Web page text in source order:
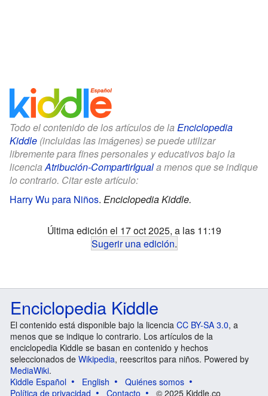
Todo el contenido de los artículos de la Enciclopedia
Kiddle (incluidas las imágenes) se puede utilizar
libremente para fines personales y educativos bajo la
licenciaAtribución-CompartirIguala menos que se indique
lo contrario. Citar este artículo:
Harry Wu para Niños. Enciclopedia Kiddle.
Última edición el 17 oct 2025, a las 11:19
Sugerir una edición.
Enciclopedia Kiddle
El contenido está disponible bajo la licencia CC BY-SA 3.0, a
menos que se indique lo contrario. Los artículos de la
enciclopedia Kiddle se basan en contenido y hechos
seleccionados de Wikipedia, reescritos para niños. Powered by
MediaWiki.
Kiddle Español
English
Quiénes somos
Política de privacidad
Contacto © 2025 Kiddle.co